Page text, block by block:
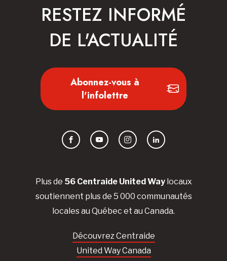
Plus de 56 Centraide United Waylocaux
soutiennent plus de 5 000 communautés
locales au Québec et au Canada.
Découvrez Centraide
United Way Canada
RESTEZ INFORMÉ
DE L'ACTUALITÉ
Abonnez-vous à
l'infolettre
FacebookYouTubeInstagramLinkedIn